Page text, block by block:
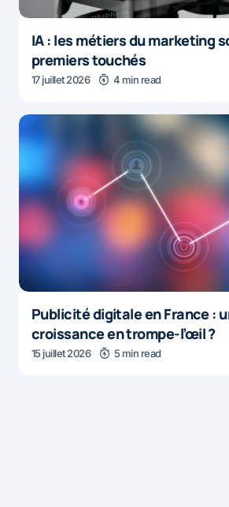
IA : les métiers du marketing
premiers touchés
17 juillet 2026 4 min read
Publicité digitale en France :
croissance en trompe-l’œil ?
15 juillet 2026 5 min read